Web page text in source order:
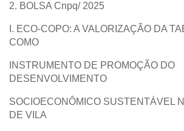
2. BOLSA Cnpq/ 2025
I. ECO-COPO: A VALORIZAÇÃO DA
COMO
INSTRUMENTO DE PROMOÇÃO DO
DESENVOLVIMENTO
SOCIOECONÔMICO SUSTENTÁVEL
DE VILA